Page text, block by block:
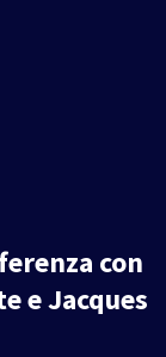
con
e Jacques